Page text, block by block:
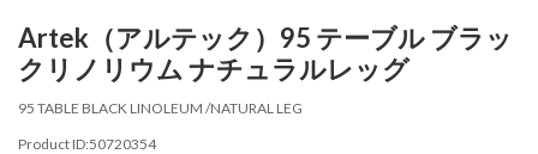
Artek（アルテック）95 テーブル ブラッ
クリノリウム ナチュラルレッグ
95 TABLE BLACK LINOLEUM /NATURAL LEG
Product ID:50720354